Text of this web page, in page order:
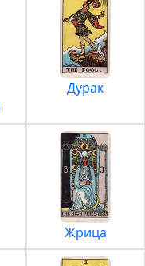
Дурак
Жрица